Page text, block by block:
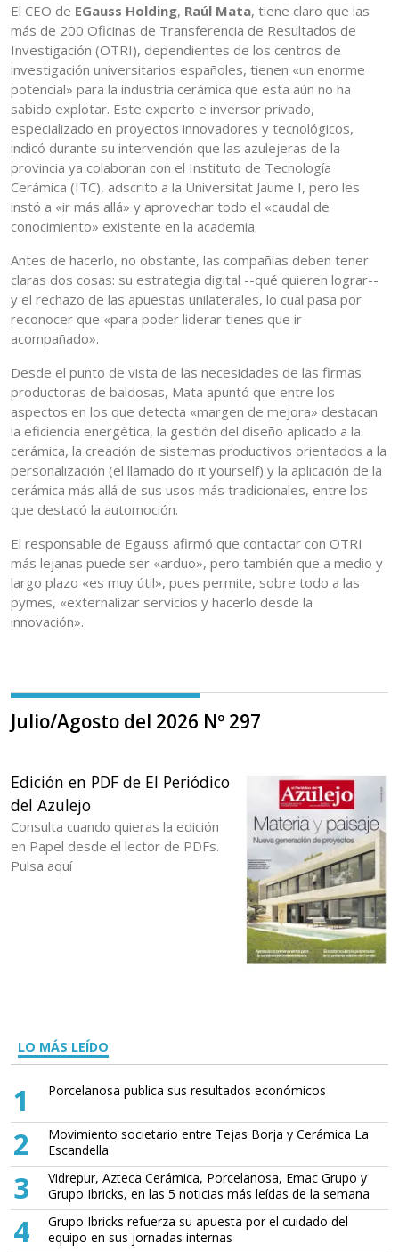
El CEO de EGauss Holding, Raúl Mata, tiene claro que las
más de 200 Oficinas de Transferencia de Resultados de
Investigación (OTRI), dependientes de los centros de
investigación universitarios españoles, tienen «un enorme
potencial» para la industria cerámica que esta aún no ha
sabido explotar. Este experto e inversor privado,
especializado en proyectos innovadores y tecnológicos,
indicó durante su intervención que las azulejeras de la
provincia ya colaboran con el Instituto de Tecnología
Cerámica (ITC), adscrito a la Universitat Jaume I, pero les
instó a «ir más allá» y aprovechar todo el «caudal de
conocimiento» existente en la academia.
Antes de hacerlo, no obstante, las compañías deben tener
claras dos cosas: su estrategia digital --qué quieren lograr--
y el rechazo de las apuestas unilaterales, lo cual pasa por
reconocer que «para poder liderar tienes que ir
acompañado».
Desde el punto de vista de las necesidades de las firmas
productoras de baldosas, Mata apuntó que entre los
aspectos en los que detecta «margen de mejora» destacan
la eficiencia energética, la gestión del diseño aplicado a la
cerámica, la creación de sistemas productivos orientados a la
personalización (el llamado do it yourself) y la aplicación de la
cerámica más allá de sus usos más tradicionales, entre los
que destacó la automoción.
El responsable de Egauss afirmó que contactar con OTRI
más lejanas puede ser «arduo», pero también que a medio y
largo plazo «es muy útil», pues permite, sobre todo a las
pymes, «externalizar servicios y hacerlo desde la
innovación».
Julio/Agosto del 2026 Nº 297
Edición en PDF de El Periódico
del Azulejo
Consulta cuando quieras la edición
en Papel desde el lector de PDFs.
Pulsa aquí
LO MÁS LEÍDO
1 Porcelanosa publica sus resultados económicos
2
Movimiento societario entre Tejas Borja y Cerámica La
Escandella
3
Vidrepur, Azteca Cerámica, Porcelanosa, Emac Grupo y
Grupo Ibricks, en las 5 noticias más leídas de la semana
4
Grupo Ibricks refuerza su apuesta por el cuidado del
equipo en sus jornadas internas